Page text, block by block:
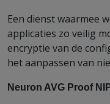
Een dienst waarmee
applicaties zo veilig
encryptie van de
het aanpassen van
Neuron AVG Proof